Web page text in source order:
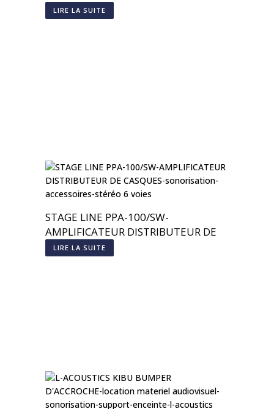
LIRE LA SUITE
STAGE LINE PPA-100/SW-
AMPLIFICATEUR DISTRIBUTEUR DE
CASQUES
LIRE LA SUITE